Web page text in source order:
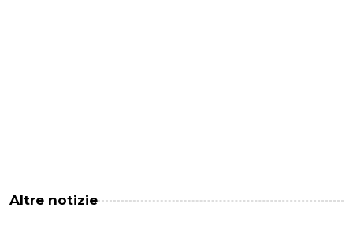
Altre notizie